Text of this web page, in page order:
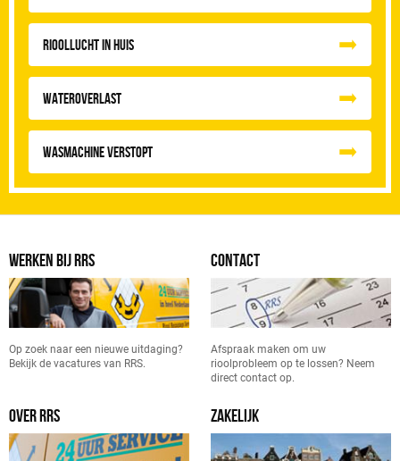
Rioollucht in huis
Wateroverlast
Wasmachine verstopt
WERKEN BIJ RRS
Op zoek naar een nieuwe uitdaging?
Bekijk de vacatures van RRS.
CONTACT
Afspraak maken om uw
rioolprobleem op te lossen? Neem
direct contact op.
OVER RRS ZAKELIJK